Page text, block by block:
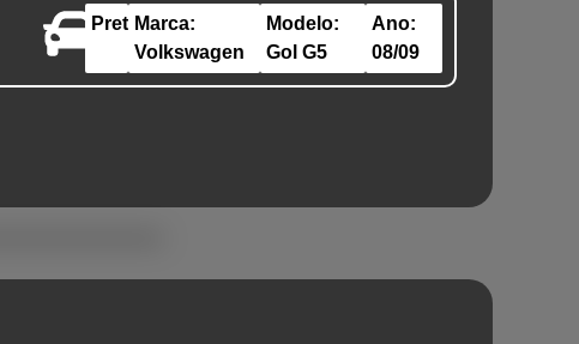
PretoMarca:
Volkswagen
Modelo:
Gol G5
Ano:
08/09